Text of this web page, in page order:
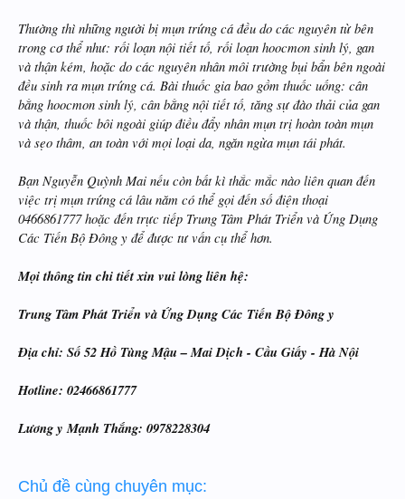
Thường thì những người bị mụn trứng cá đều do các nguyên từ bên
trong cơ thể như: rối loạn nội tiết tố, rối loạn hoocmon sinh lý, gan
và thận kém, hoặc do các nguyên nhân môi trường bụi bẩn bên ngoài
đều sinh ra mụn trứng cá. Bài thuốc gia bao gồm thuốc uống: cân
bằng hoocmon sinh lý, cân bằng nội tiết tố, tăng sự đào thải của gan
và thận, thuốc bôi ngoài giúp điều đẩy nhân mụn trị hoàn toàn mụn
và sẹo thâm, an toàn với mọi loại da, ngăn ngừa mụn tái phát.
Bạn Nguyễn Quỳnh Mai nếu còn bất kì thắc mắc nào liên quan đến
việc trị mụn trứng cá lâu năm có thể gọi đến số điện thoại
0466861777 hoặc đến trực tiếp Trung Tâm Phát Triển và Ứng Dụng
Các Tiến Bộ Đông y để được tư vấn cụ thể hơn.
Mọi thông tin chi tiết xin vui lòng liên hệ:
Trung Tâm Phát Triển và Ứng Dụng Các Tiến Bộ Đông y
Địa chỉ: Số 52 Hồ Tùng Mậu – Mai Dịch - Cầu Giấy - Hà Nội
Hotline: 02466861777
Lương y Mạnh Thắng: 0978228304
Chủ đề cùng chuyên mục: